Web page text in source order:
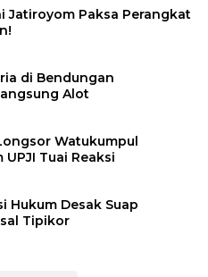
Jatiroyom Paksa Perangkat
di Bendungan
Alot
Watukumpul
Tuai Reaksi
Hukum Desak Suap
Tipikor